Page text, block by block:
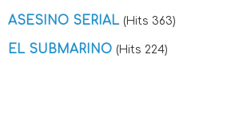
ASESINO SERIAL (Hits 363)
EL SUBMARINO (Hits 224)